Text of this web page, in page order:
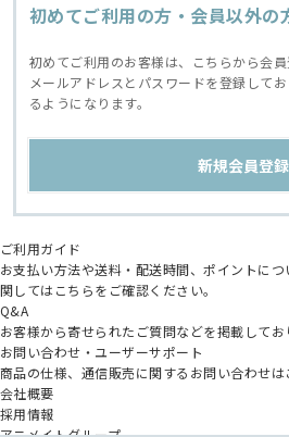
初めてご利用の方・会員以外の
初めてご利用のお客様は、こちらから会員
メールアドレスとパスワードを登録して
るようになります。
ご利用ガイド
お支払い方法や送料・配送時間、ポイントに
関してはこちらをご確認ください。
Q&A
お客様から寄せられたご質問などを掲載してお
お問い合わせ・ユーザーサポート
商品の仕様、通信販売に関するお問い合わせは
会社概要
採用情報